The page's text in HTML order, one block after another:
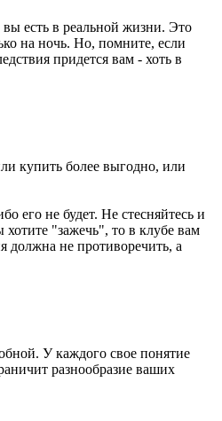
есть в реальной жизни. Это
на ночь. Но, помните, если
придется вам - хоть в
купить более выгодно, или
его не будет. Не стесняйтесь и
"зажечь", то в клубе вам
должна не противоречить, а
У каждого свое понятие
разнообразие ваших